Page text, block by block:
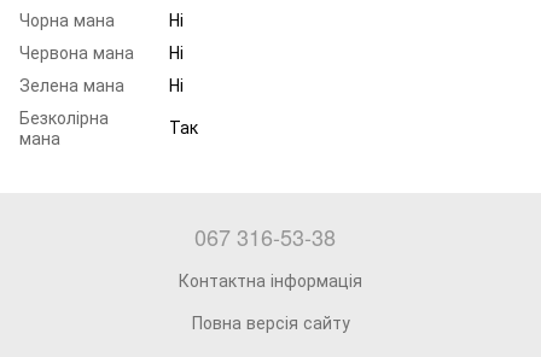
Чорна мана
Ні
Червона мана
Ні
Зелена мана
Ні
Безколірна
мана
Так
067 316-53-38
Контактна інформація
Повна версія сайту